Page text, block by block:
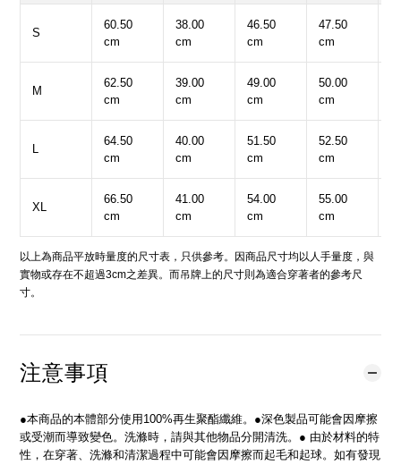
S
60.50
cm
38.00
cm
46.50
cm
47.50
cm
M
62.50
cm
39.00
cm
49.00
cm
50.00
cm
L
64.50
cm
40.00
cm
51.50
cm
52.50
cm
XL
66.50
cm
41.00
cm
54.00
cm
55.00
cm
以上為商品平放時量度的尺寸表，只供參考。因商品尺寸均以人手量度，與
實物或存在不超過3cm之差異。而吊牌上的尺寸則為適合穿著者的參考尺
寸。
注意事項
●本商品的本體部分使用100%再生聚酯纖維。●深色製品可能會因摩擦
或受潮而導致變色。洗滌時，請與其他物品分開清洗。● 由於材料的特
性，在穿著、洗滌和清潔過程中可能會因摩擦而起毛和起球。如有發現